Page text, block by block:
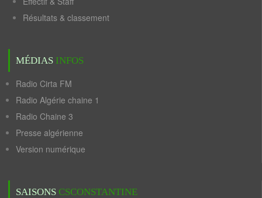
Résultats & classement
MÉDIAS INFOS
Radio Cirta FM
Radio Algérie chaine 1
Radio Chaine 3
Presse algérienne
Version numérique
SAISONS CSCONSTANTINE